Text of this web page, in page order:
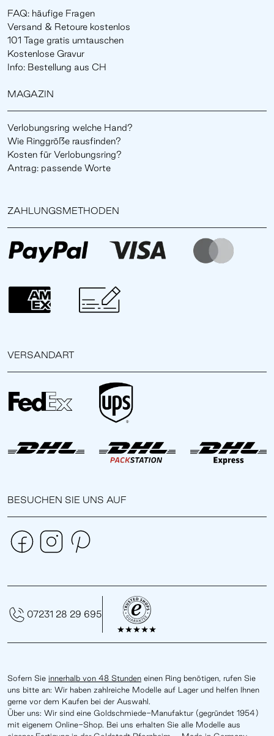
FAQ: häufige Fragen
Versand & Retoure kostenlos
101 Tage gratis umtauschen
Kostenlose Gravur
Info: Bestellung aus CH
MAGAZIN
Verlobungsring welche Hand?
Wie Ringgröße rausfinden?
Kosten für Verlobungsring?
Antrag: passende Worte
ZAHLUNGSMETHODEN
VERSANDART
BESUCHEN SIE UNS AUF
Sofern Sie innerhalb von 48 Stunden einen Ring benötigen, rufen Sie
uns bitte an: Wir haben zahlreiche Modelle auf Lager und helfen Ihnen
gerne vor dem Kaufen bei der Auswahl.
Über uns: Wir sind eine Goldschmiede-Manufaktur (gegründet 1954)
mit eigenem Online-Shop. Bei uns erhalten Sie alle Modelle aus
07231 28 29 695